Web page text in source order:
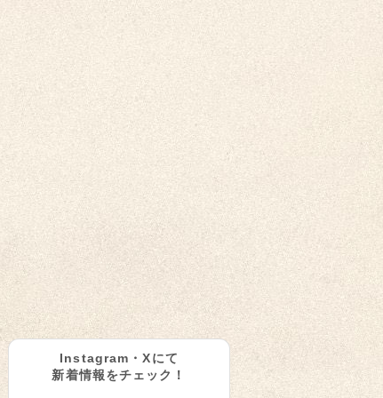
Instagram・Xにて
新着情報をチェック！